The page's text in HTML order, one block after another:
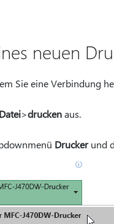
neuen
Sie eine Verbindung
Datei>druckenaus.
Druckerund